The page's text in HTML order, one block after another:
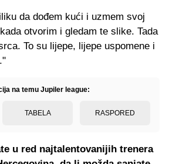
da dođem kući i uzmem svoj
otvorim i gledam te slike. Tada
To su lijepe, lijepe uspomene i
na temu Jupiler league:
TABELA RASPORED
u red najtalentovanijih trenera